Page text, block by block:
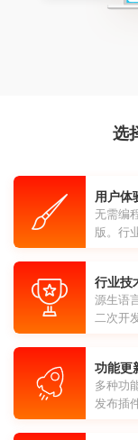
选
用户体
无需编
版。行
行业技
源生语
二次开
功能更
多种功
发布插